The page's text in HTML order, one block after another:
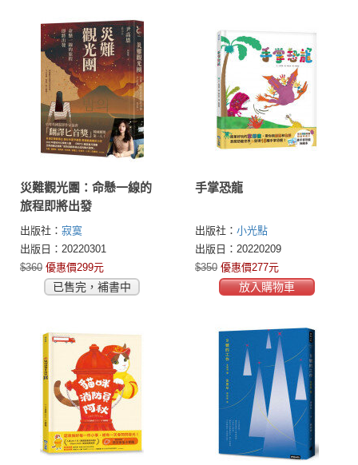
災難觀光團：命懸一線的
旅程即將出發
出版社： 寂寞
出版日：20220301
$360 優惠價299元
已售完，補書中
手掌恐龍
出版社： 小光點
出版日：20220209
$350 優惠價277元
放入購物車